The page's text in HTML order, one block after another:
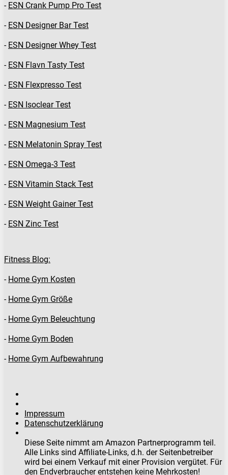
- ESN Crank Pump Pro Test
- ESN Designer Bar Test
- ESN Designer Whey Test
- ESN Flavn Tasty Test
- ESN Flexpresso Test
- ESN Isoclear Test
- ESN Magnesium Test
- ESN Melatonin Spray Test
- ESN Omega-3 Test
- ESN Vitamin Stack Test
- ESN Weight Gainer Test
- ESN Zinc Test
Fitness Blog:
- Home Gym Kosten
- Home Gym Größe
- Home Gym Beleuchtung
- Home Gym Boden
- Home Gym Aufbewahrung
Impressum
Datenschutzerklärung
Diese Seite nimmt am Amazon Partnerprogramm teil.
Alle Links sind Affiliate-Links, d.h. der Seitenbetreiber
wird bei einem Verkauf mit einer Provision vergütet. Für
den Endverbraucher entstehen keine Mehrkosten!